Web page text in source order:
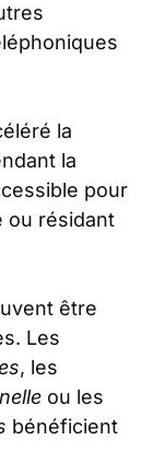
la
la
pour
ou résidant
être
Les
, les
ou les
bénéficient